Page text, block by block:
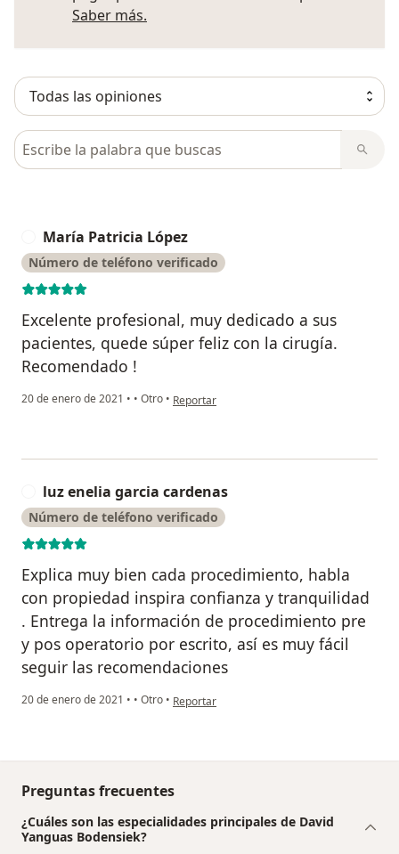
Saber más.
Busca en opiniones
María Patricia López
Número de teléfono verificado
Excelente profesional, muy dedicado a sus
pacientes, quede súper feliz con la cirugía.
Recomendado !
20 de enero de 2021 • • Otro • en opinión del usuario María Patricia López
Reportar
luz enelia garcia cardenas
Número de teléfono verificado
Explica muy bien cada procedimiento, habla
con propiedad inspira confianza y tranquilidad
. Entrega la información de procedimiento pre
y pos operatorio por escrito, así es muy fácil
seguir las recomendaciones
20 de enero de 2021 • • Otro • en opinión del usuario luz enelia garcia
Reportar
Preguntas frecuentes
¿Cuáles son las especialidades principales de David
Yanguas Bodensiek?